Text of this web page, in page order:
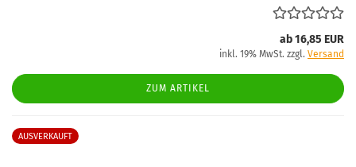
ab 16,85 EUR
inkl. 19% MwSt. zzgl. Versand
ZUM ARTIKEL
AUSVERKAUFT